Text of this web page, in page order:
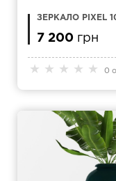
★ ★ ★ ★ ★ 0
ЗЕРКАЛО PIXEL
7 200 грн